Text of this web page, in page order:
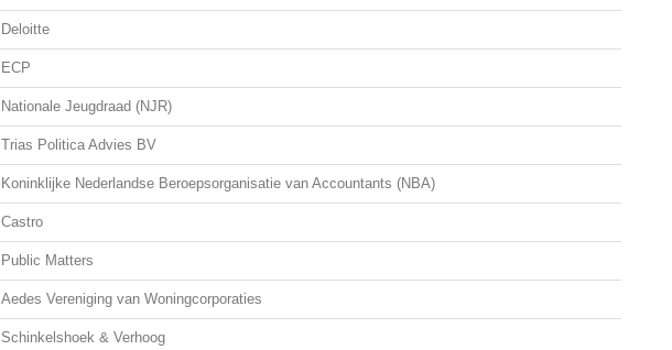
Deloitte
ECP
Nationale Jeugdraad (NJR)
Trias Politica Advies BV
Koninklijke Nederlandse Beroepsorganisatie van Accountants (NBA)
Castro
Public Matters
Aedes Vereniging van Woningcorporaties
Schinkelshoek & Verhoog